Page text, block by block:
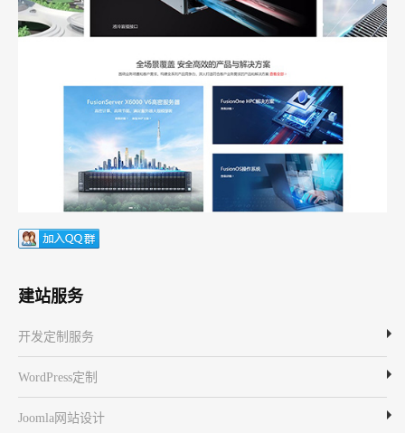
建站服务
开发定制服务
WordPress定制
Joomla网站设计